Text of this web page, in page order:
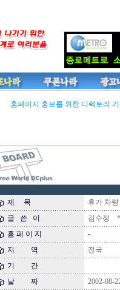
홈페이지 홍보를 위한 디렉토리 기
제 목
휴가 차량
글 쓴 이
김수정 *
홈 페 이 지
-
지 역
전국
기 간
날 짜
2002-08-